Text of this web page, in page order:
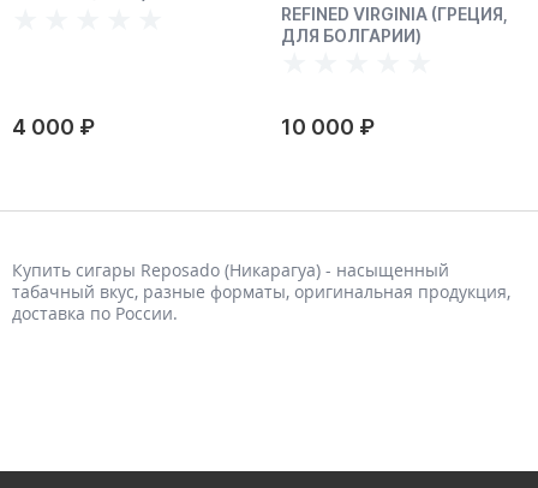
4 000 ₽
REFINED VIRGINIA (ГРЕЦИЯ,
ДЛЯ БОЛГАРИИ)
10 000 ₽
Купить сигары Reposado (Никарагуа) - насыщенный
табачный вкус, разные форматы, оригинальная продукция,
доставка по России.